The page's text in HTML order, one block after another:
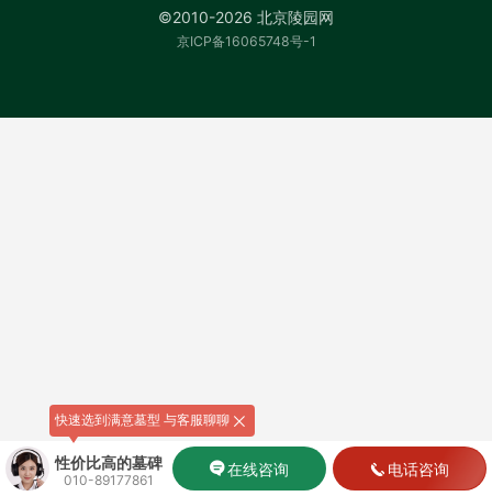
性价比高的墓碑
010-89177861
在线咨询 电话咨询
快速选到满意墓型 与客服聊聊
©2010-2026 北京陵园网
京ICP备16065748号-1